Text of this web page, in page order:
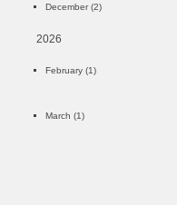
December (2)
2026
February (1)
March (1)